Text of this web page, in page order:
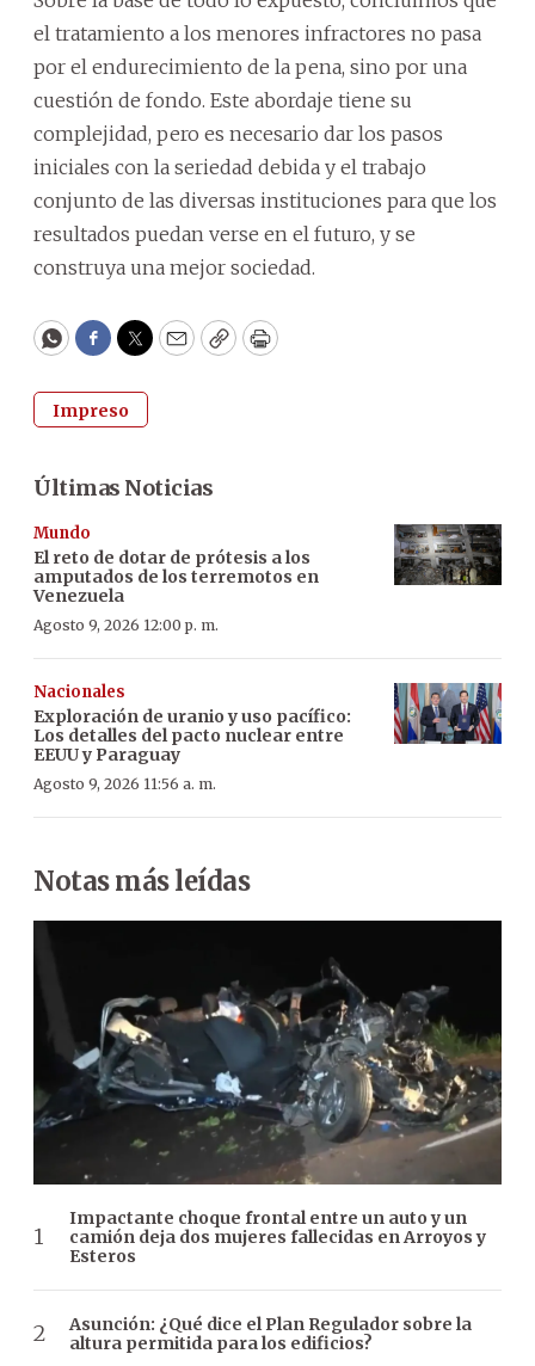
el tratamiento a los menores infractores no pasa
por el endurecimiento de la pena, sino por una
cuestión de fondo. Este abordaje tiene su
complejidad, pero es necesario dar los pasos
iniciales con la seriedad debida y el trabajo
conjunto de las diversas instituciones para que los
resultados puedan verse en el futuro, y se
construya una mejor sociedad.
WhatsApp
Facebook
Twitter
EmailCopyPrint
Impreso
Últimas Noticias
Mundo
El reto de dotar de prótesis a los
amputados de los terremotos en
Venezuela
Agosto 9, 2026 12:00 p. m.
Nacionales
Exploración de uranio y uso pacífico:
Los detalles del pacto nuclear entre
EEUU y Paraguay
Agosto 9, 2026 11:56 a. m.
Notas más leídas
Impactante choque frontal entre un auto y un
camión deja dos mujeres fallecidas en Arroyos y
Esteros
Asunción: ¿Qué dice el Plan Regulador sobre la
altura permitida para los edificios?